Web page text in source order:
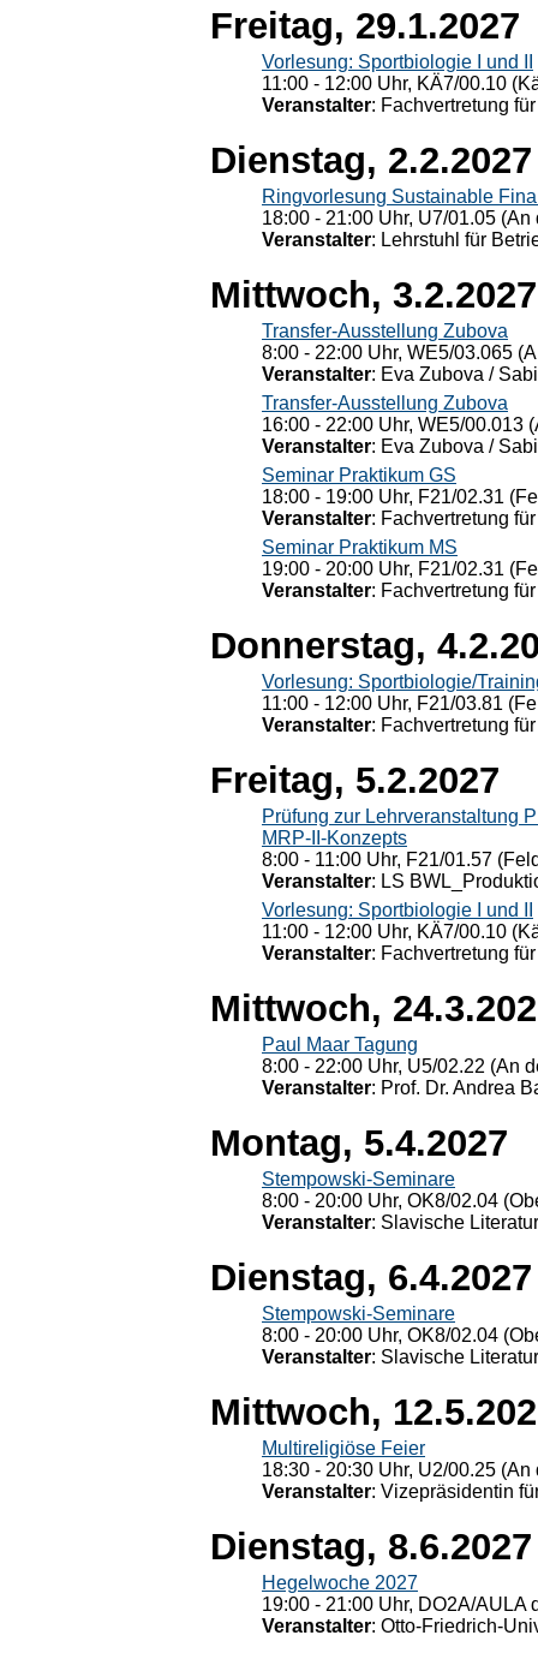
Freitag, 29.1.2027
Vorlesung: Sportbiologie I und II
11:00 - 12:00 Uhr, KÄ7/00.10
Veranstalter: Fachvertretung
Dienstag, 2.2.2027
Ringvorlesung Sustainable
18:00 - 21:00 Uhr, U7/01.05
Veranstalter: Lehrstuhl für
Mittwoch, 3.2.2027
Transfer-Ausstellung Zubova
8:00 - 22:00 Uhr, WE5/03.065
Veranstalter: Eva Zubova /
Transfer-Ausstellung Zubova
16:00 - 22:00 Uhr, WE5/00.013
Veranstalter: Eva Zubova /
Seminar Praktikum GS
18:00 - 19:00 Uhr, F21/02.31
Veranstalter: Fachvertretung
Seminar Praktikum MS
19:00 - 20:00 Uhr, F21/02.31
Veranstalter: Fachvertretung
Donnerstag,
Vorlesung: Sportbiologie/
11:00 - 12:00 Uhr, F21/03.81
Veranstalter: Fachvertretung
Freitag, 5.2.2027
Prüfung zur Lehrveranstaltung
MRP-II-Konzepts
8:00 - 11:00 Uhr, F21/01.57
Veranstalter: LS
Vorlesung: Sportbiologie I und II
11:00 - 12:00 Uhr, KÄ7/00.10
Veranstalter: Fachvertretung
Mittwoch,
Paul Maar Tagung
8:00 - 22:00 Uhr, U5/02.22 (An
Veranstalter: Prof. Dr. Andrea
Montag, 5.4.2027
Stempowski-Seminare
8:00 - 20:00 Uhr, OK8/02.04
Veranstalter: Slavische
Dienstag, 6.4.2027
Stempowski-Seminare
8:00 - 20:00 Uhr, OK8/02.04
Veranstalter: Slavische
Mittwoch,
Multireligiöse Feier
18:30 - 20:30 Uhr, U2/00.25
Veranstalter: Vizepräsidentin
Dienstag, 8.6.2027
Hegelwoche 2027
19:00 - 21:00 Uhr, DO2A/
Veranstalter: Otto-Friedrich-